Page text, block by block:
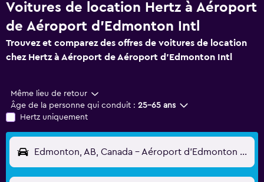
Voitures de location Hertz à Aéroport
de Aéroport d'Edmonton Intl
Trouvez et comparez des offres de voitures de location
chez Hertz à Aéroport de Aéroport d'Edmonton Intl
Même lieu de retour
Âge de la personne qui conduit : 25-65 ans
Hertz uniquement
Edmonton, AB, Canada - Aéroport d'Edmonton Intl (YEG)